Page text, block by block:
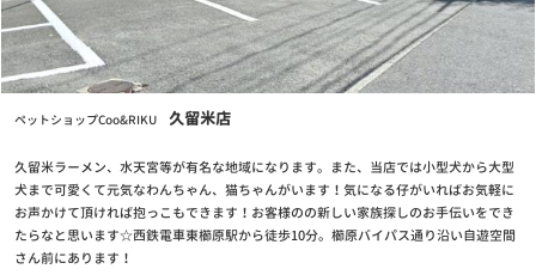
2025/11/03 お知らせ
【12/2(火)まで】クリスマスケーキ・おせちご予約受付中！
2025/07/17 お知らせ
2025/07/01 お知らせ
7月1日(火) GRAND OPENING！奈良富雄南店
ペットショップCoo&RIKU 久留米店
久留米ラーメン、水天宮等が有名な地域になります。また、当店では小型犬から大型
犬まで可愛くて元気なわんちゃん、猫ちゃんがいます！気になる仔がいればお気軽に
お声かけて頂ければ抱っこもできます！お客様のの新しい家族探しのお手伝いをでき
たらなと思います☆西鉄電車東櫛原駅から徒歩10分。櫛原バイパス通り沿い自遊空間
さん前にあります！